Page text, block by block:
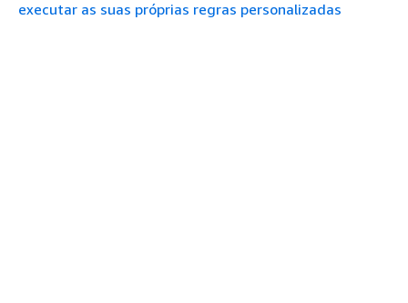
executar as suas próprias regras personalizadas